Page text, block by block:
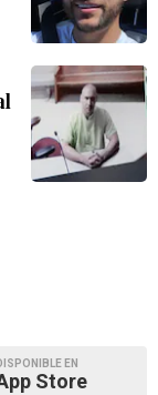
EN
Store